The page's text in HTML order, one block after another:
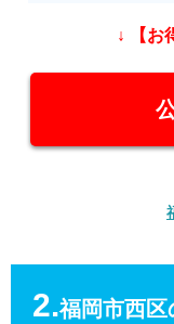
↓ 【お
2.福岡市西区